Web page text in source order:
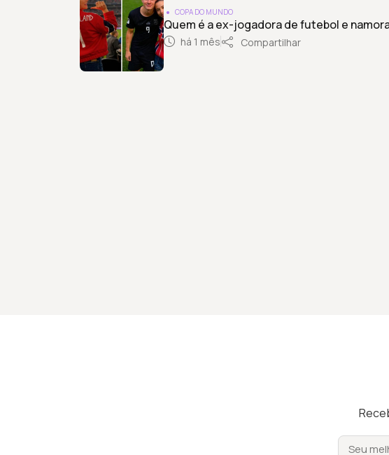
COPA DO MUNDO
Quem é a ex-jogadora de futebol e
há 1 mês Compartilhar